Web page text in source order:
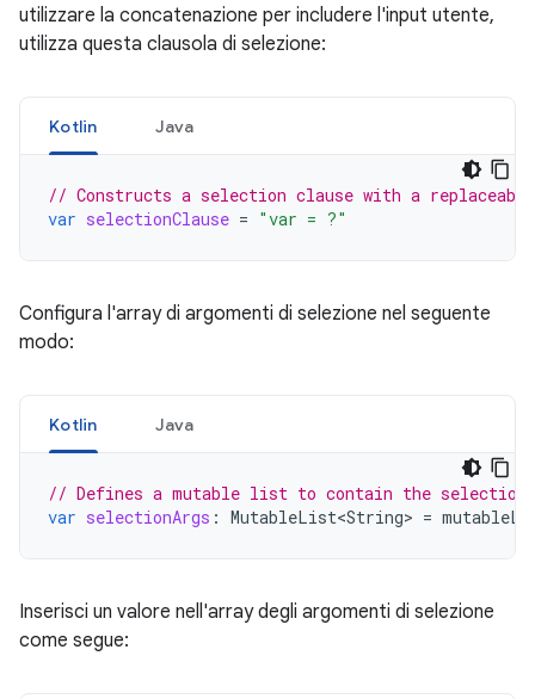
utilizzare la concatenazione per includere l'input utente,
utilizza questa clausola di selezione:
Kotlin Java
// Constructs a selection clause with a replaceable
var selectionClause = "var = ?"
Configura l'array di argomenti di selezione nel seguente
modo:
Kotlin Java
// Defines a mutable list to contain the selection
var selectionArgs : MutableList<String> =
Inserisci un valore nell'array degli argomenti di selezione
come segue: